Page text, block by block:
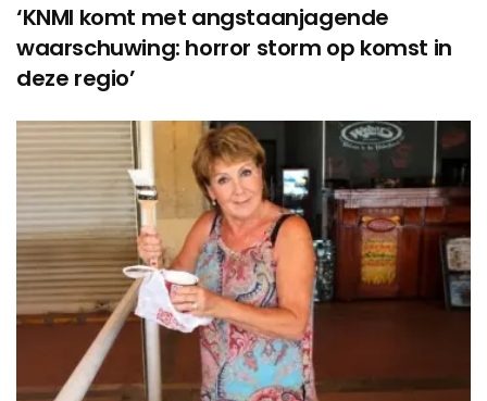
‘KNMI komt met angstaanjagende
waarschuwing: horror storm op komst in
deze regio’